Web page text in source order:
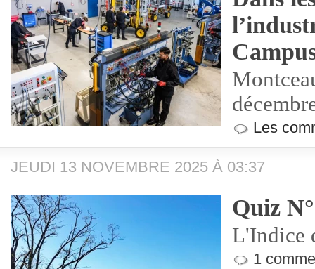
Les
JEUDI 13 NOVEMBRE 2025 À 03:37
Quiz
L'Indice
1